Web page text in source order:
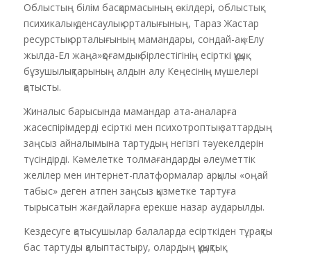
Облыстың білім басқармасының өкілдері, облыстық
психикалық денсаулық орталығының, Тараз Жастар
ресурстық орталығының мамандары, сондай-ақ «Елу
жылда-Ел жаңа»қоғамдық бірлестігінің есірткі құқық
бұзушылықтарының алдын алу Кеңесінің мүшелері
қатысты.
Жиналыс барысында мамандар ата-аналарға
жасөспірімдерді есірткі мен психотроптық заттардың
заңсыз айналымына тартудың негізгі тәуекелдерін
түсіндірді. Кәмелетке толмағандарды әлеуметтік
желілер мен интернет-платформалар арқылы «оңай
табыс» деген атпен заңсыз қызметке тартуға
тырысатын жағдайларға ерекше назар аударылды.
Кездесуге қатысушылар балаларда есірткіден тұрақты
бас тартуды қалыптастыру, олардың құқықтық